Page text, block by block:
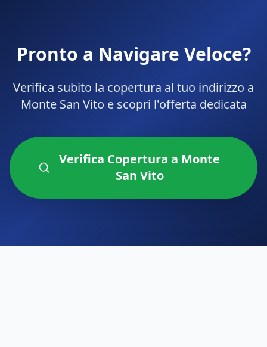
Pronto a Navigare Veloce?
Verifica subito la copertura al tuo indirizzo a
Monte San Vito e scopri l'offerta dedicata
Verifica Copertura a Monte
San Vito